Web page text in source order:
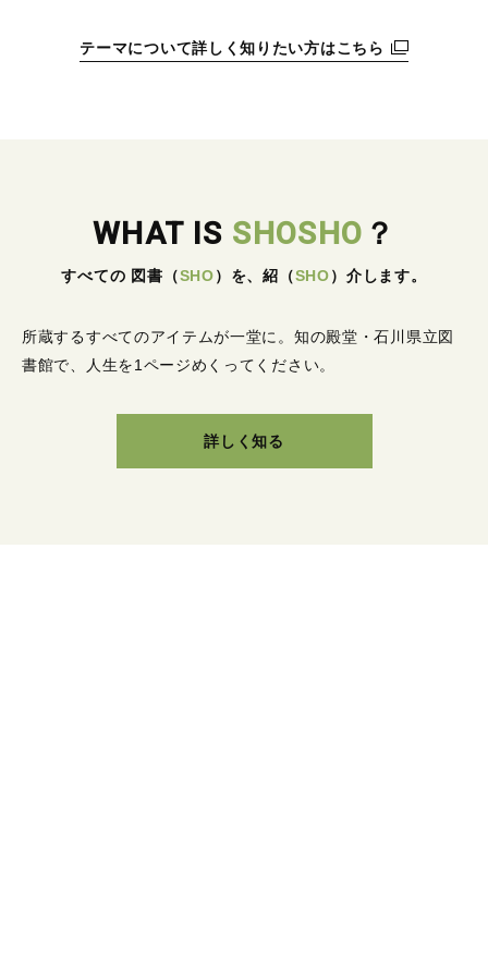
テーマについて詳しく知りたい方はこちら
WHAT IS SHOSHO ？
すべての 図書 （SHO） を、紹 （SHO） 介します。
所蔵するすべてのアイテムが一堂に。 知の殿堂・石川県立図
書館で、人生を1ページめくってください。
詳しく知る